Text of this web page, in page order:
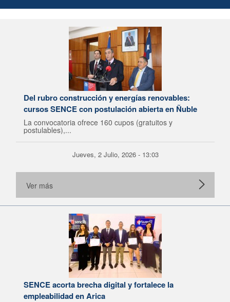
Del rubro construcción y energías renovables:
cursos SENCE con postulación abierta en Ñuble
La convocatoria ofrece 160 cupos (gratuitos y
postulables),...
Jueves, 2 Julio, 2026 - 13:03
Ver más
SENCE acorta brecha digital y fortalece la
empleabilidad en Arica